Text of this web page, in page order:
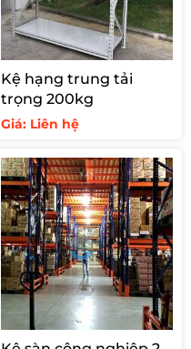
Kệ hạng trung tải
trọng 200kg
Giá: Liên hệ